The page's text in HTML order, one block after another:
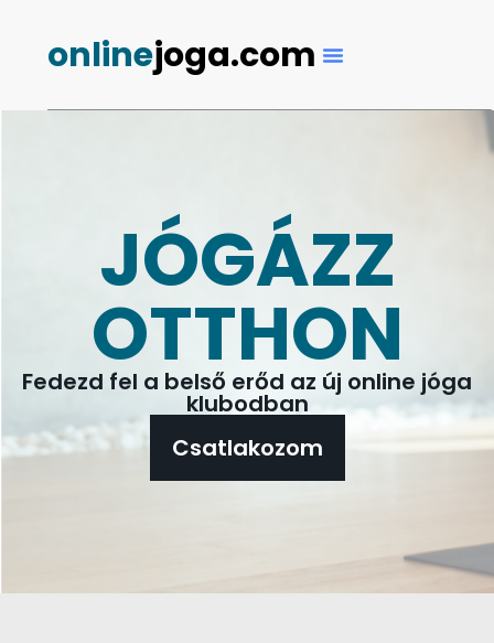
onlinejoga.com
JÓGÁZZ
OTTHON
Fedezd fel a belső erőd az új online jóga
klubodban
Csatlakozom